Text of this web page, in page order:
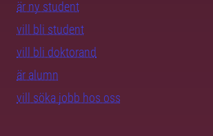
är ny student
vill bli student
vill bli doktorand
är alumn
vill söka jobb hos oss